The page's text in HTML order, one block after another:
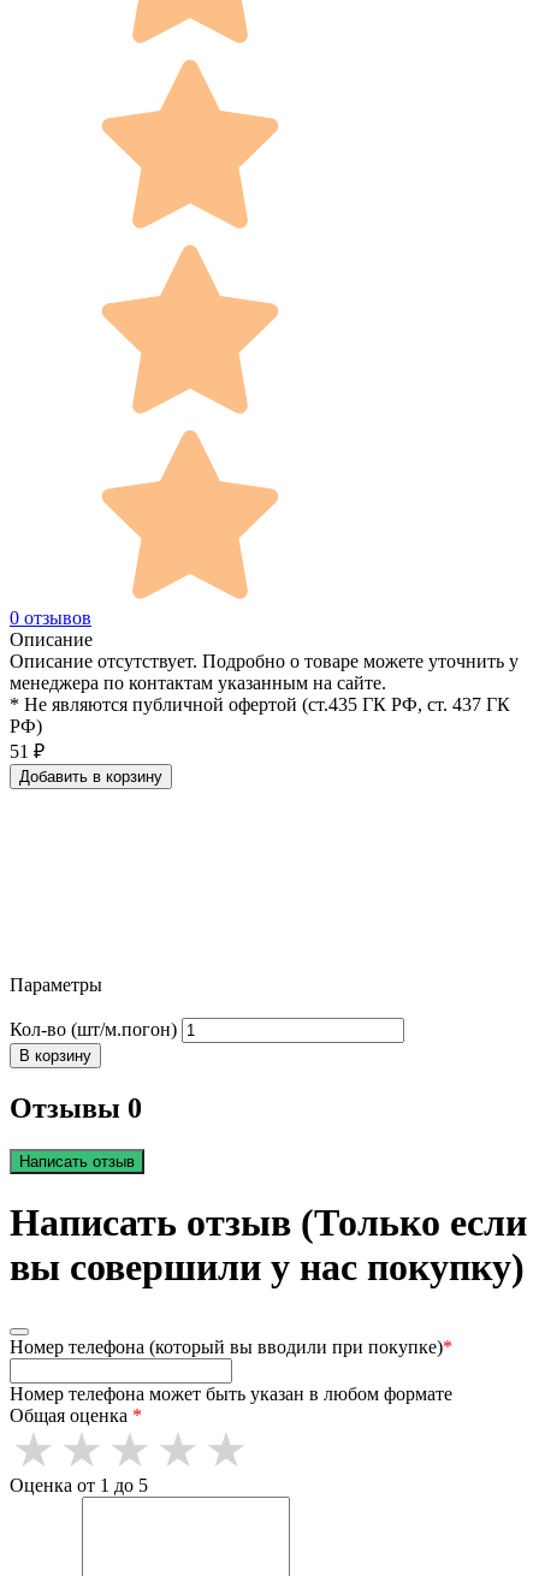
0 отзывов
Описание
Описание отсутствует. Подробно о товаре можете уточнить у
менеджера по контактам указанным на сайте.
* Не являются публичной офертой (ст.435 ГК РФ, cт. 437 ГК
РФ)
51 ₽
Добавить в корзину
Параметры
Кол-во (шт/м.погон)
В корзину
Отзывы 0
Написать отзыв
Написать отзыв (Только если
вы совершили у нас покупку)
Номер телефона (который вы вводили при покупке)*
Номер телефона может быть указан в любом формате
Общая оценка *
Оценка от 1 до 5